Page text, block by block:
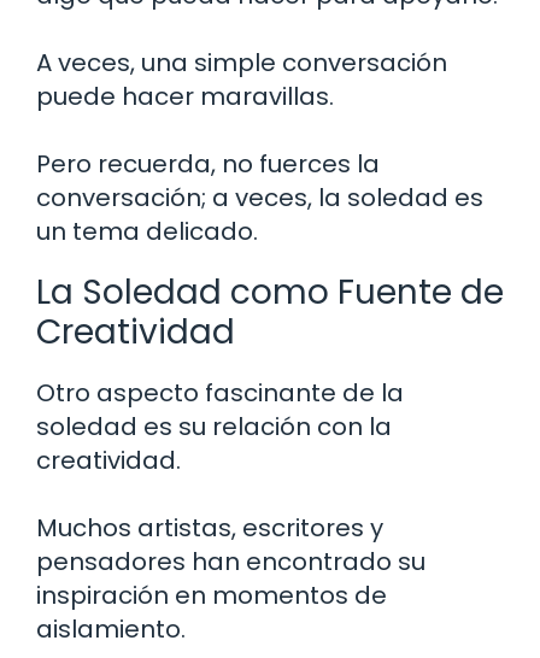
A veces, una simple conversación
puede hacer maravillas.
Pero recuerda, no fuerces la
conversación; a veces, la soledad es
un tema delicado.
La Soledad como Fuente de
Creatividad
Otro aspecto fascinante de la
soledad es su relación con la
creatividad.
Muchos artistas, escritores y
pensadores han encontrado su
inspiración en momentos de
aislamiento.